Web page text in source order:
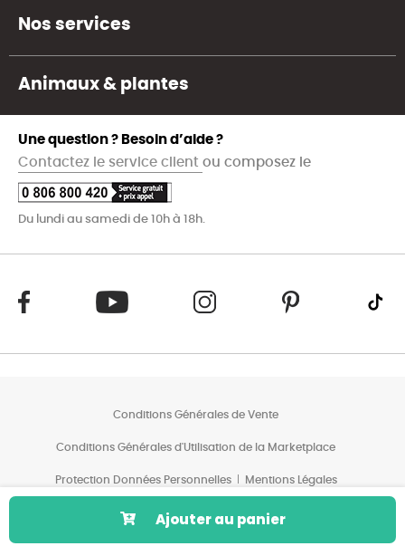
Ajouter au panier
Nos services
Animaux & plantes
Une question ? Besoin d’aide ?
Contactez le service client ou composez le
Du lundi au samedi de 10h à 18h.
Conditions Générales de Vente
Conditions Générales d'Utilisation de la Marketplace
Protection Données Personnelles Mentions Légales
Conditions des Offres*